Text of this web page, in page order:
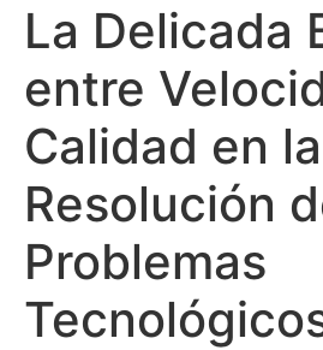
La Delicada
entre
Calidad en la
Resolución
Problemas